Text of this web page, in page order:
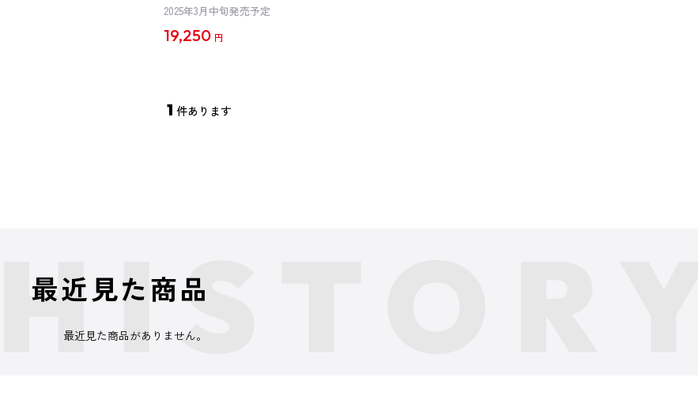
2025年3月中旬発売予定
19,250 円
1 件あります
最近見た商品
最近見た商品がありません。